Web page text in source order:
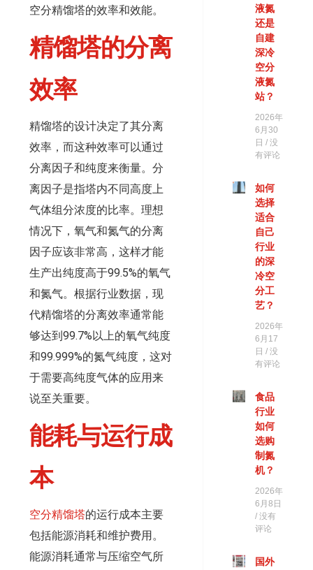
空分精馏塔的效率和效能。
精馏塔的分离
效率
精馏塔的设计决定了其分离
效率，而这种效率可以通过
分离因子和纯度来衡量。分
离因子是指塔内不同高度上
气体组分浓度的比率。理想
情况下，氧气和氮气的分离
因子应该非常高，这样才能
生产出纯度高于99.5%的氧气
和氮气。根据行业数据，现
代精馏塔的分离效率通常能
够达到99.7%以上的氧气纯度
和99.999%的氮气纯度，这对
于需要高纯度气体的应用来
说至关重要。
能耗与运行成
本
空分精馏塔的运行成本主要
包括能源消耗和维护费用。
能源消耗通常与压缩空气所
液氮
还是
自建
深冷
空分
液氮
站？
2026年
6月30
日 没
有评论
如何
选择
适合
自己
行业
的深
冷空
分工
艺？
2026年
6月17
日 没
有评论
食品
行业
如何
选购
制氮
机？
2026年
6月8日
没有
评论
国外